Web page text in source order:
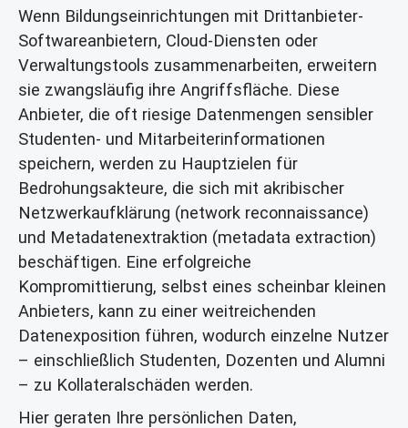
Wenn Bildungseinrichtungen mit Drittanbieter-
Softwareanbietern, Cloud-Diensten oder
Verwaltungstools zusammenarbeiten, erweitern
sie zwangsläufig ihre Angriffsfläche. Diese
Anbieter, die oft riesige Datenmengen sensibler
Studenten- und Mitarbeiterinformationen
speichern, werden zu Hauptzielen für
Bedrohungsakteure, die sich mit akribischer
Netzwerkaufklärung (network reconnaissance)
und Metadatenextraktion (metadata extraction)
beschäftigen. Eine erfolgreiche
Kompromittierung, selbst eines scheinbar kleinen
Anbieters, kann zu einer weitreichenden
Datenexposition führen, wodurch einzelne Nutzer
– einschließlich Studenten, Dozenten und Alumni
– zu Kollateralschäden werden.
Hier geraten Ihre persönlichen Daten,